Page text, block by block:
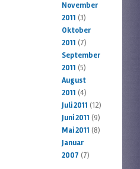
November
2011 (3)
Oktober
2011 (7)
September
2011 (5)
August
2011 (4)
Juli 2011 (12)
Juni 2011 (9)
Mai 2011 (8)
Januar
2007 (7)